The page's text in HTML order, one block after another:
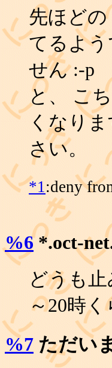
先ほどの
てるよ
せん :-p
と、 こ
くなり
さい。
*1:deny
%6*.oct-
どうも
～20時
%7 ただい